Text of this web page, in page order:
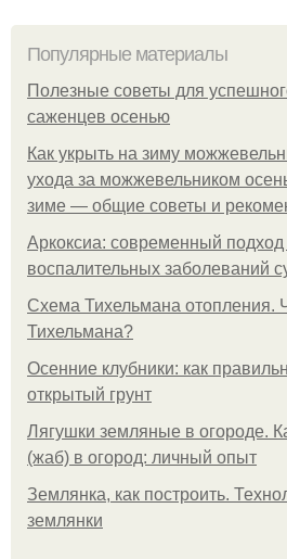
Популярные материалы
Полезные советы для
саженцев осенью
Как укрыть на зиму
ухода за можжевельником
зиме — общие советы и
Аркоксиа: современный
воспалительных заболеваний
Схема Тихельмана отопления.
Тихельмана?
Осенние клубники: как
открытый грунт
Лягушки земляные в огороде.
(жаб) в огород: личный опыт
Землянка, как построить.
землянки